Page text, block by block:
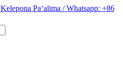
Kelepona Paʻalima / Whatsapp: +86